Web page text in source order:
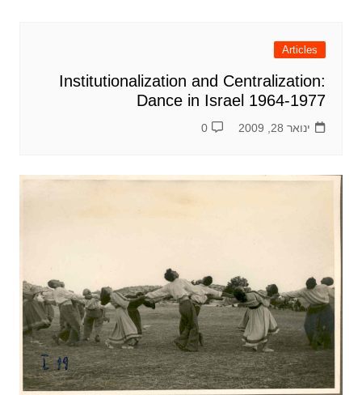
Articles
Institutionalization and Centralization:
Dance in Israel 1964-1977
ינואר 28, 2009 0